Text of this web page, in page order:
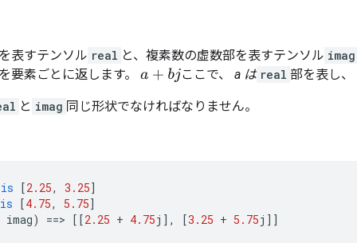
表すテンソル real と、複素数の虚数部を表すテンソル imag
要素ごとに返します。 a+bj ここで、 a は real 部を表し、
と imag 同じ形状でなければなりません。
is [2.25, 3.25]
is [4.75, 5.75]
imag) ==> [[2.25 + 4.75j ] , [3.25 + 5.75j ]]